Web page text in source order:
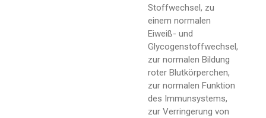
Stoffwechsel, zu
einem normalen
Eiweiß- und
Glycogenstoffwechsel,
zur normalen Bildung
roter Blutkörperchen,
zur normalen Funktion
des Immunsystems,
zur Verringerung von